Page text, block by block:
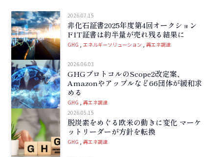
2026.07.15
非化石証書2025年度第4回オークション
FIT証書は約半量が売れ残る結果に
GHG エネルギーソリューション 再エネ調達
2026.06.03
GHGプロトコルのScope2改定案、
Amazonやアップルなど66団体が緩和求
める
GHG
再エネ調達
2026.05.15
脱炭素をめぐる欧米の動きに変化 マーケ
ットリーダーが方針を転換
GHG 再エネ調達